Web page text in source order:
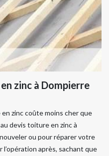
zinc à Dompierre
zinc coûte moins cher que
devis toiture en zinc à
ou pour réparer votre
après, sachant que